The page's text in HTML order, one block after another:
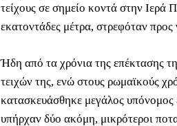
τείχους σε σημείο κοντά στην Ιερά
εκατοντάδες μέτρα, στρεφόταν
Ήδη από τα χρόνια της επέκτασης
τειχών της, ενώ στους ρωμαϊκούς
κατασκευάσθηκε μεγάλος υπόνομος
υπήρχαν δύο ακόμη, μικρότεροι